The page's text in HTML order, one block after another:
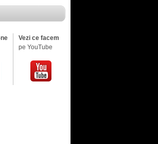
Vezi ce facem
pe YouTube